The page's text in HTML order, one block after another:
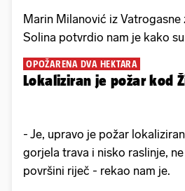
Marin Milanović iz Vatrogasne
Solina potvrdio nam je kako
OPOŽARENA DVA HEKTARA
Lokaliziran je požar kod
- Je, upravo je požar
gorjela trava i nisko raslinje,
površini riječ - rekao nam je.